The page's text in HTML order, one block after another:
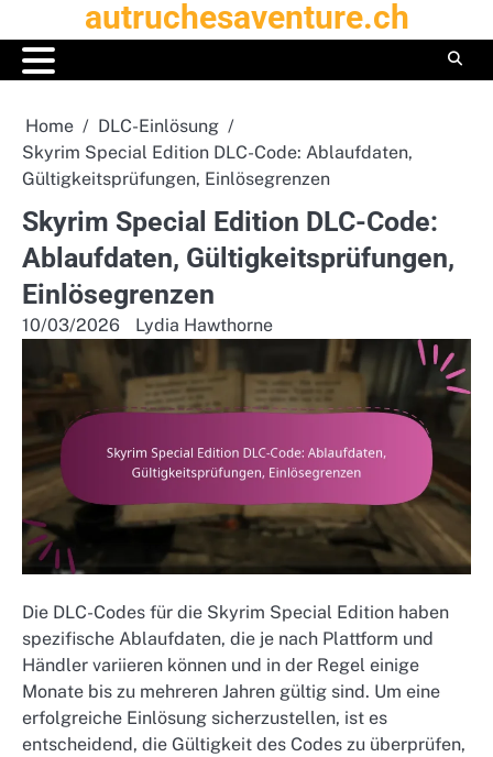
to
content
autruchesaventure.ch
Home
DLC-Einlösung
Skyrim Special Edition DLC-Code: Ablaufdaten,
Gültigkeitsprüfungen, Einlösegrenzen
Skyrim Special Edition DLC-Code:
Ablaufdaten, Gültigkeitsprüfungen,
Einlösegrenzen
10/03/2026 Lydia Hawthorne
Die DLC-Codes für die Skyrim Special Edition haben
spezifische Ablaufdaten, die je nach Plattform und
Händler variieren können und in der Regel einige
Monate bis zu mehreren Jahren gültig sind. Um eine
erfolgreiche Einlösung sicherzustellen, ist es
entscheidend, die Gültigkeit des Codes zu überprüfen,